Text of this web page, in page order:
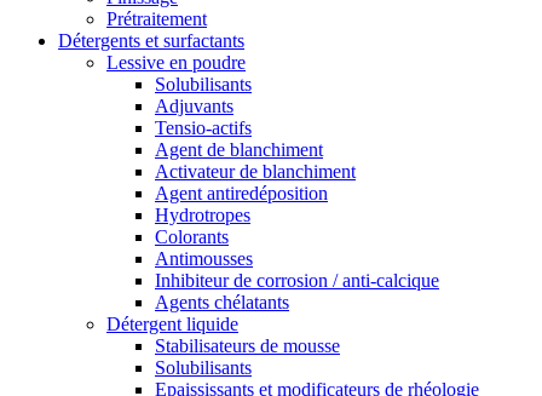
Prétraitement
Détergents et surfactants
Lessive en poudre
Solubilisants
Adjuvants
Tensio-actifs
Agent de blanchiment
Activateur de blanchiment
Agent antiredéposition
Hydrotropes
Colorants
Antimousses
Inhibiteur de corrosion / anti-calcique
Agents chélatants
Détergent liquide
Stabilisateurs de mousse
Solubilisants
Epaississants et modificateurs de rhéologie